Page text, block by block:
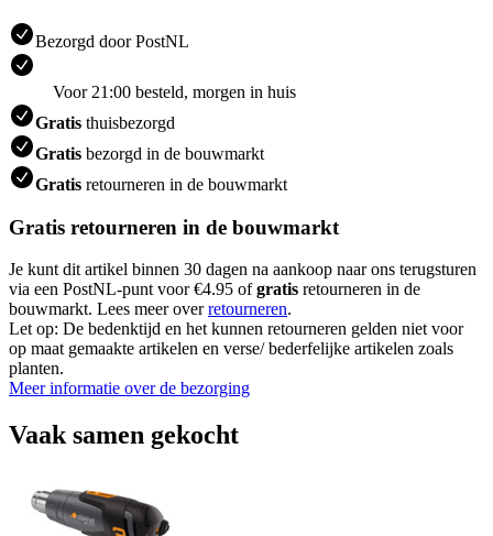
Bezorgd door PostNL
Voor 21:00 besteld, morgen in huis
Gratis thuisbezorgd
Gratis bezorgd in de bouwmarkt
Gratis retourneren in de bouwmarkt
Gratis retourneren in de bouwmarkt
Je kunt dit artikel binnen 30 dagen na aankoop naar ons terugsturen
via een PostNL-punt voor €4.95 ofgratis retourneren in de
bouwmarkt. Lees meer overretourneren.
Let op: De bedenktijd en het kunnen retourneren gelden niet voor
op maat gemaakte artikelen en verse/ bederfelijke artikelen zoals
planten.
Meer informatie over de bezorging
Vaak samen gekocht